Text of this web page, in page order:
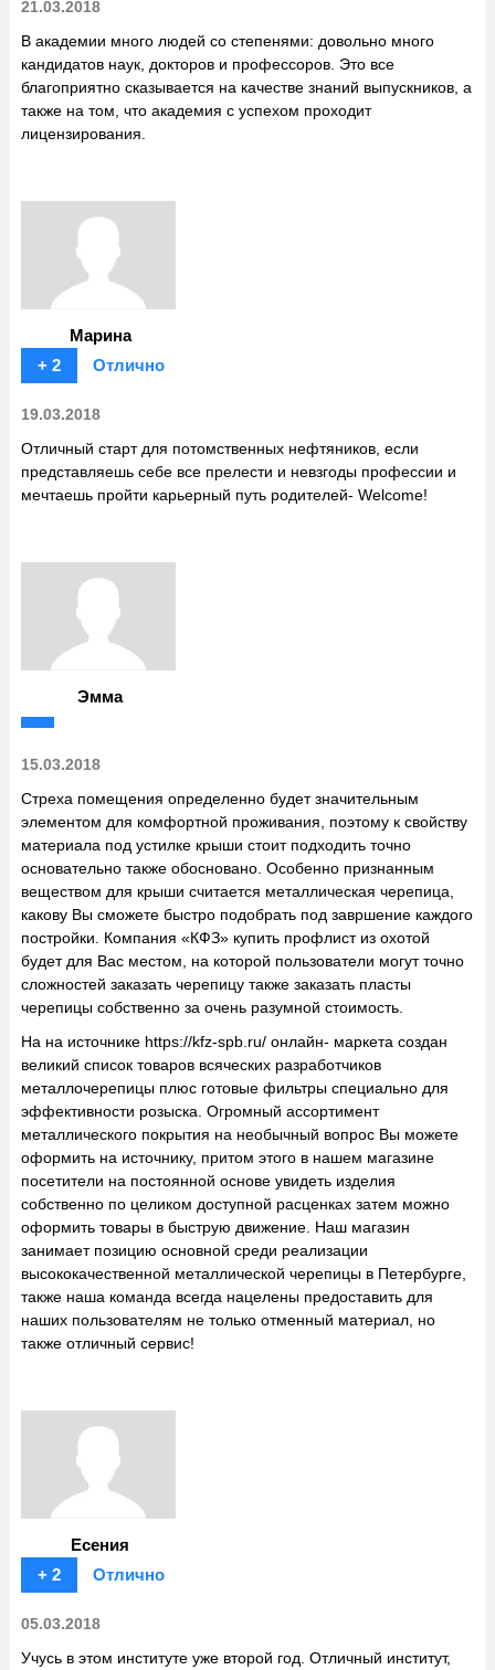
21.03.2018
В академии много людей со степенями: довольно много
кандидатов наук, докторов и профессоров. Это все
благоприятно сказывается на качестве знаний выпускников, а
также на том, что академия с успехом проходит
лицензирования.
Марина
+ 2
Отлично
19.03.2018
Отличный старт для потомственных нефтяников, если
представляешь себе все прелести и невзгоды профессии и
мечтаешь пройти карьерный путь родителей- Welcome!
Эмма
15.03.2018
Стреха помещения определенно будет значительным
элементом для комфортной проживания, поэтому к свойству
материала под устилке крыши стоит подходить точно
основательно также обосновано. Особенно признанным
веществом для крыши считается металлическая черепица,
какову Вы сможете быстро подобрать под завршение каждого
постройки. Компания «КФЗ» купить профлистиз охотой
будет для Вас местом, на которой пользователи могут точно
сложностей заказать черепицу также заказать пласты
черепицы собственно за очень разумной стоимость.
На на источнике https://kfz-spb.ru/ онлайн- маркета создан
великий список товаров всяческих разработчиков
металлочерепицы плюс готовые фильтры специально для
эффективности розыска. Огромный ассортимент
металлического покрытия на необычный вопрос Вы можете
оформить на источнику, притом этого в нашем магазине
посетители на постоянной основе увидеть изделия
собственно по целиком доступной расценках затем можно
оформить товары в быструю движение. Наш магазин
занимает позицию основной среди реализации
высококачественной металлической черепицы в Петербурге,
также наша команда всегда нацелены предоставить для
наших пользователям не только отменный материал, но
также отличный сервис!
Есения
+ 2
Отлично
05.03.2018
Учусь в этом институте уже второй год. Отличный институт,